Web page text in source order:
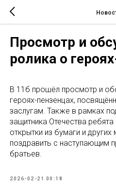
Просмотр и
ролика о
В 11б прошёл просмотр и
героях-пензенцах,
заслугам. Также в рамках
защитника Отечества ребята
открытки из бумаги и
поздравить с наступающим
братьев.
2026-02-21 00:18